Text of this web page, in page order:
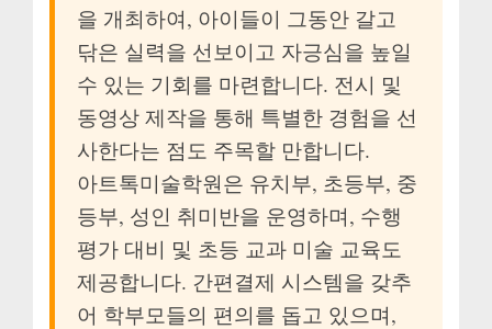
을 개최하여, 아이들이 그동안 갈고
닦은 실력을 선보이고 자긍심을 높일
수 있는 기회를 마련합니다. 전시 및
동영상 제작을 통해 특별한 경험을 선
사한다는 점도 주목할 만합니다.
아트톡미술학원은 유치부, 초등부, 중
등부, 성인 취미반을 운영하며, 수행
평가 대비 및 초등 교과 미술 교육도
제공합니다. 간편결제 시스템을 갖추
어 학부모들의 편의를 돕고 있으며,